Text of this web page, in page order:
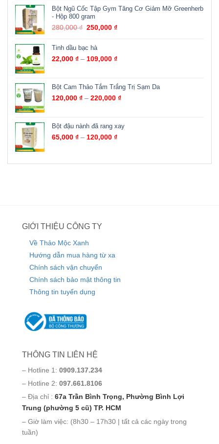
Bột Ngũ Cốc Tập Gym Tăng Cơ Giảm Mỡ Greenherb
- Hộp 800 gram
280,000₫ 250,000₫
Tinh dầu bạc hà
22,000 ₫ – 109,000 ₫
Bột Cam Thảo Tắm Trắng Trị Sạm Da
120,000 ₫ – 220,000 ₫
Bột đậu nành đã rang xay
65,000 ₫ – 120,000 ₫
GIỚI THIỆU CÔNG TY
Về Thảo Mộc Xanh
Hướng dẫn mua hàng từ xa
Chính sách vận chuyển
Chính sách bảo mật thông tin
Thông tin tuyển dụng
THÔNG TIN LIÊN HỆ
– Hotline 1: 0909.137.234
– Hotline 2: 097.661.8106
– Địa chỉ : 67a Trần Bình Trọng, Phường Bình Lợi
Trung (phường 5 cũ) TP. HCM
– Giờ làm việc: (8h30 – 17h30 | tất cả các ngày trong
tuần)